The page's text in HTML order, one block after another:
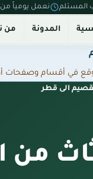
المستلم نعمل يومياً من 7 صباحاً حتى 11 مساءً
المدونة من
في أقسام وصفحات
الى قطر
من